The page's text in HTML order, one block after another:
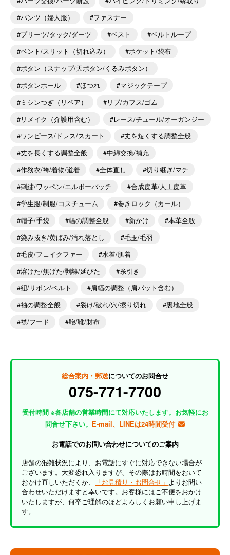
パンツ（婦人服）
ファスナー
プリーツ/タック/ダーツ
ベスト
ベルトループ
ベント/スリット（切れ込み）
ポケット/袋布
ボタン（スナップ/天ボタン/くるみボタン）
ボタンホール
ほつれ
マジックテープ
ミシンつぎ（リペア）
リブ/カフス/ゴム
リメイク（介護用含む）
レース/チュール/オーガンジー
ワンピース/ドレス/スカート
丈を短くする調整全般
丈を長くする調整全般
中綿交換/補充
作務衣/袴/着物/道着
全体直し
切り継ぎ/マチ
刺繍/ワッペン/エルボーパッチ
合成皮革/人工皮革
学生服/制服/コスチューム
巻きロック（カール）
帽子/手袋
幅の調整全般 新かけ
本革全般
染み抜き/黄ばみ/汚れ落とし
毛玉/毛羽
毛皮/フェイクファー
水着/肌着
溶けた/焦げた/剥離/延びた
糸引き
紐/リボン/ベルト
肩幅の調整（肩パット含む）
袖の調整全般
裂け/破れ/穴/擦り切れ
裏地全般
襟/フード
鞄/靴/財布
総合案内・郵送についてのお問合せ
075-771-7700
受付時間 ※各店舗の営業時間にて対応いたします。お気軽にお
問合せ下さい。 E-mail、LINEは24時間受付
お電話でのお問い合わせについてのご案内
店舗の混雑状況により、お電話にすぐに対応できない場合が
ございます。大変恐れ入りますが、その際はお時間をおいて
おかけ直しいただくか、
「お見積り・お問合せ」 よりお問い
合わせいただけますと幸いです。お客様にはご不便をおかけ
いたしますが、何卒ご理解のほどよろしくお願い申し上げま
す。